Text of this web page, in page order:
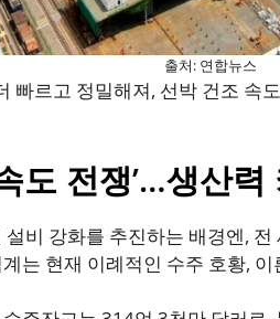
출처: 연합뉴스
빠르고 정밀해져, 선박 건조 속
도 전쟁’…생산
비 강화를 추진하는 배경엔,
계는 현재 이례적인 수주 호황,